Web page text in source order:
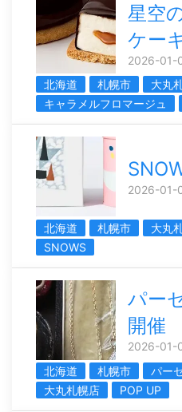
星空
ケー
2026-01-
北海道
札幌市
大丸
キャラメルフロマージュ
2026-01-
北海道 札幌市 大丸
SNOWS
パー
開催
2026-01-
北海道
札幌市
パー
大丸札幌店
POP UP